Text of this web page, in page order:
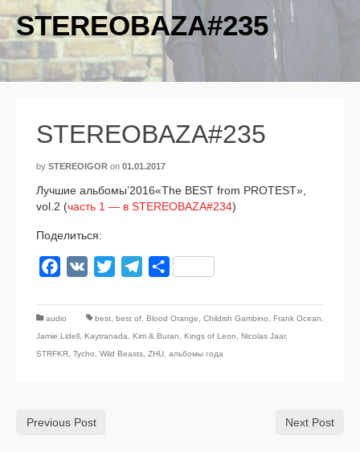
STEREOBAZA#235
STEREOBAZA#235
by STEREOIGOR on 01.01.2017
Лучшие альбомы’2016«The BEST from PROTEST»,
vol.2 (часть 1 — в STEREOBAZA#234)
Поделиться:
Facebook
VK Twitter TelegramОтправить
audio best best of Blood Orange Childish Gambino Frank Ocean
Jamie Lidell Kaytranada Kim & Buran Kings of Leon Nicolas Jaar,
STRFKR Tycho Wild Beasts ZHU альбомы года
Previous Post Next Post